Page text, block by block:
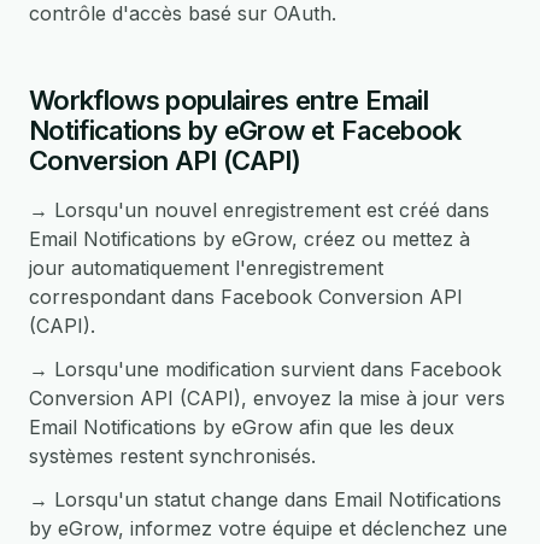
contrôle d'accès basé sur OAuth.
Workflows populaires entre Email
Notifications by eGrow et Facebook
Conversion API (CAPI)
→ Lorsqu'un nouvel enregistrement est créé dans
Email Notifications by eGrow, créez ou mettez à
jour automatiquement l'enregistrement
correspondant dans Facebook Conversion API
(CAPI).
→ Lorsqu'une modification survient dans Facebook
Conversion API (CAPI), envoyez la mise à jour vers
Email Notifications by eGrow afin que les deux
systèmes restent synchronisés.
→ Lorsqu'un statut change dans Email Notifications
by eGrow, informez votre équipe et déclenchez une